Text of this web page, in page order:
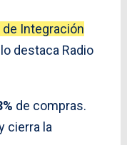
Integración
destaca Radio
de compras.
cierra la